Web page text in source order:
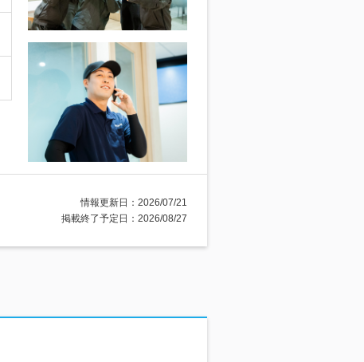
情報更新日：2026/07/21
掲載終了予定日：2026/08/27